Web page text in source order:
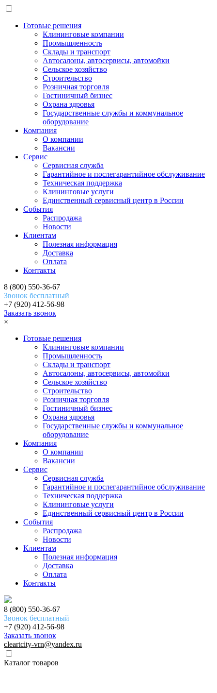
Готовые решения
Клининговые компании
Промышленность
Склады и транспорт
Автосалоны, автосервисы, автомойки
Сельское хозяйство
Строительство
Розничная торговля
Гостиничный бизнес
Охрана здровья
Государственные службы и коммунальное
оборудование
Компания
О компании
Вакансии
Сервис
Сервисная служба
Гарантийное и послегарантийное обслуживание
Техническая поддержка
Клининговые услуги
Единственный сервисный центр в России
События
Распродажа
Новости
Клиентам
Полезная информация
Доставка
Оплата
Контакты
8 (800) 550-36-67
Звонок бесплатный
+7 (920) 412-56-98
Заказать звонок
×
Готовые решения
Клининговые компании
Промышленность
Склады и транспорт
Автосалоны, автосервисы, автомойки
Сельское хозяйство
Строительство
Розничная торговля
Гостиничный бизнес
Охрана здровья
Государственные службы и коммунальное
оборудование
Компания
О компании
Вакансии
Сервис
Сервисная служба
Гарантийное и послегарантийное обслуживание
Техническая поддержка
Клининговые услуги
Единственный сервисный центр в России
События
Распродажа
Новости
Клиентам
Полезная информация
Доставка
Оплата
Контакты
8 (800) 550-36-67
Звонок бесплатный
+7 (920) 412-56-98
Заказать звонок
cleartcity-vrn@yandex.ru
Каталог товаров